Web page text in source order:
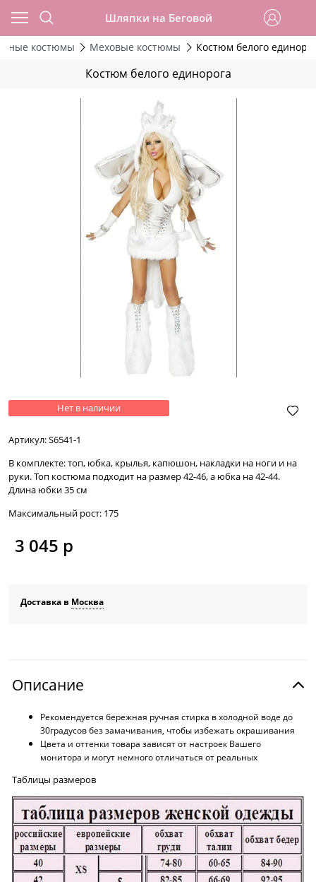
Шляпки на Беговой
костюмы Меховые костюмы Костюм белого
Костюм белого единорога
Нет в наличии
Артикул:S6541-1
В комплекте:топ, юбка, крылья, капюшон, накладки на ноги и на
руки. Топ костюма подходит на размер 42-46, а юбка на 42-44.
Длина юбки 35 см
Максимальный рост: 175
3 045 р
Доставка в Москва
Описание
Рекомендуется бережная ручная стирка в холодной воде до
30градусов без замачивания, чтобы избежать окрашивания
Цвета и оттенки товара зависят от настроек Вашего
монитора и могут немного отличаться от реальных
Таблицы размеров